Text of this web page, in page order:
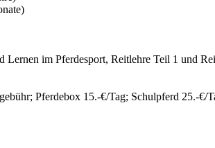
im Pferdesport, Reitlehre Teil 1 und
Pferdebox 15.-€/Tag; Schulpferd 25.-€/